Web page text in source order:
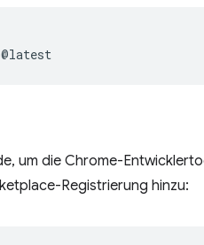
um die Chrome-
Registrierung hinzu: